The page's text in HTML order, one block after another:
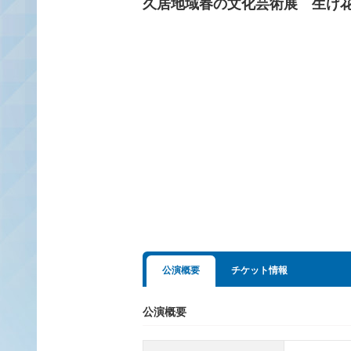
久居地域春の文化芸術展 生け
公演概要 チケット情報
公演概要